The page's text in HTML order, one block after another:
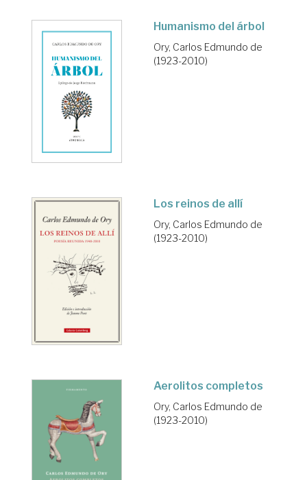
Humanismo del árbol
Ory, Carlos Edmundo de
(1923-2010)
Los reinos de allí
Ory, Carlos Edmundo de
(1923-2010)
Aerolitos completos
Ory, Carlos Edmundo de
(1923-2010)